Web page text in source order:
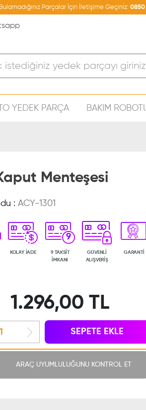
Parçalar İçin İletişime Geçiniz: 0850
YEDEK PARÇA BAKIM
Menteşesi
: ACY-1301
KOLAY İADE
9
9 TAKSİT
İMKANI
GÜVENLİ
ALIŞVERİŞ
GARANTİ
1.296,00 TL
SEPETE EKLE
ARAÇ UYUMLULUĞUNU KONTROL ET